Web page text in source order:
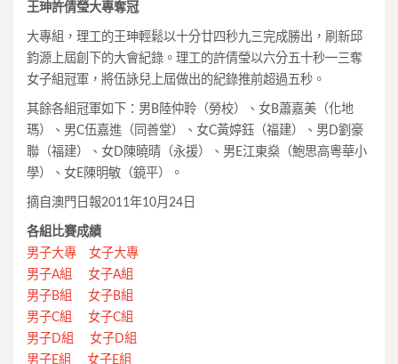
王珅許倩瑩大專奪冠
大專組，理工的王珅輕鬆以十分廿四秒九三完成勝出，刷新邱
鈞源上屆創下的大會紀錄。理工的許倩瑩以六分五十秒一三奪
女子組冠軍，將伍詠兒上屆做出的紀錄推前超過五秒。
其餘各組冠軍如下：男B陸仲聆（勞校）、女B蕭嘉美（化地
瑪）、男C伍嘉進（同善堂）、女C黃婷鈺（福建）、男D劉豪
聯（福建）、女D陳曉晴（永援）、男E江東燊（鮑思高粵華小
學）、女E陳明敏（鏡平）。
摘自澳門日報2011年10月24日
各組比賽成績
男子大專
女子大專
男子A組
女子A組
男子B組
女子B組
男子C組
女子C組
男子D組
女子D組
男子E組
女子E組